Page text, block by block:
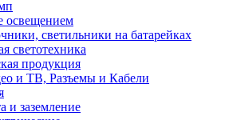
освещением
светильники на батарейках
светотехника
продукция
и ТВ, Разъемы и Кабели
и заземление